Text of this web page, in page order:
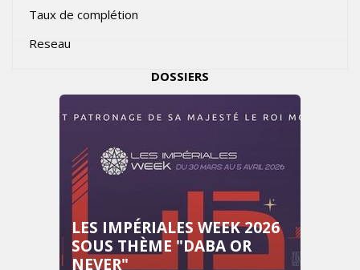
Taux de complétion
Reseau
DOSSIERS
LES IMPÉRIALES WEEK 2026
SOUS THÈME "DABA OR
NEVER"